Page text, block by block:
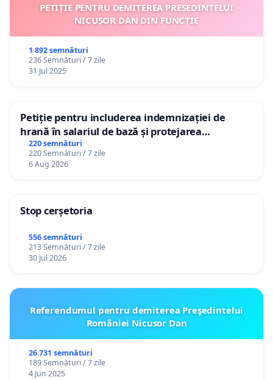
PETIȚIE PENTRU DEMITEREA PREȘEDINTELUI
NICUȘOR DAN DIN FUNCȚIE
1 892 semnături
236 Semnături / 7 zile
31 Jul 2025
Petiție pentru includerea indemnizației de
hrană în salariul de bază și protejarea
gradațiilor de vechime pentru asistenții
personali
220 semnături
220 Semnături / 7 zile
6 Aug 2026
Stop cerșetoria
556 semnături
213 Semnături / 7 zile
30 Jul 2026
Referendumul pentru demiterea Preşedintelui
României Nicusor Dan
26 731 semnături
189 Semnături / 7 zile
4 Jun 2025